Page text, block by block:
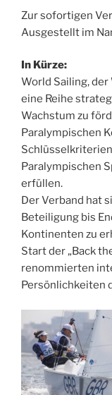
Zur sofortigen
Ausgestellt im
In Kürze:
World Sailing,
eine Reihe
Wachstum zu
Paralympischen
Paralympischen
erfüllen.
Der Verband hat
Beteiligung bis
Kontinenten zu
Start der „Back
renommierten
Persönlichkeiten